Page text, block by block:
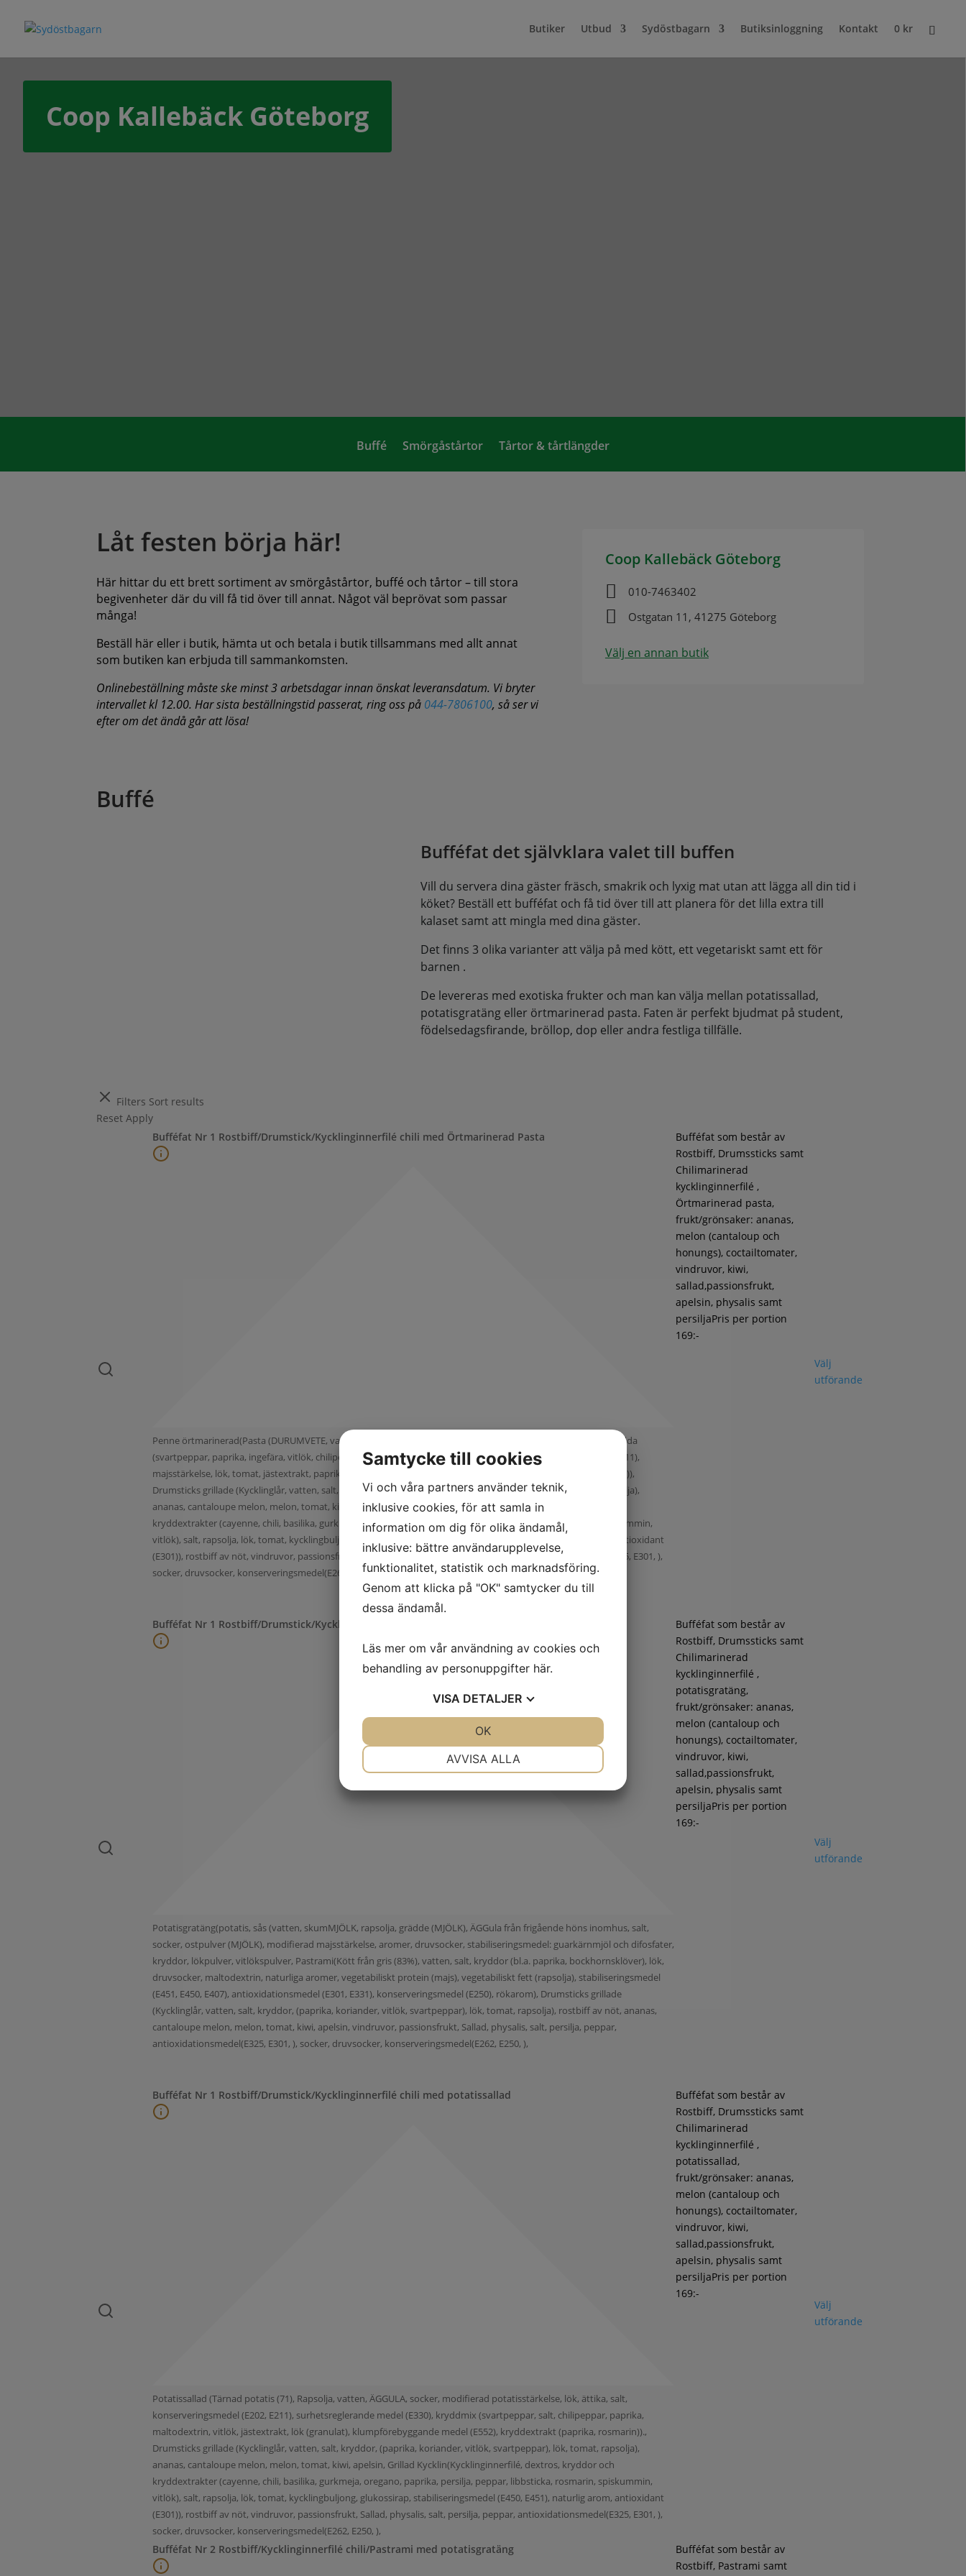
Butiker Utbud Sydöstbagarn Butiksinloggning Kontakt 0 kr
Coop Kallebäck Göteborg
Buffé Smörgåstårtor Tårtor & tårtlängder
Låt festen börja här!
Här hittar du ett brett sortiment av smörgåstårtor, buffé och tårtor – till stora
begivenheter där du vill få tid över till annat. Något väl beprövat som passar
många!
Beställ här eller i butik, hämta ut och betala i butik tillsammans med allt annat
som butiken kan erbjuda till sammankomsten.
Onlinebeställning måste ske minst 3 arbetsdagar innan önskat leveransdatum. Vi bryter
intervallet kl 12.00. Har sista beställningstid passerat, ring oss på 044-7806100, så ser vi
efter om det ändå går att lösa!
Coop Kallebäck Göteborg
 010-7463402
 Ostgatan 11, 41275 Göteborg
Välj en annan butik
Buffé
Bufféfat det självklara valet till buffen
Vill du servera dina gäster fräsch, smakrik och lyxig mat utan att lägga all din tid i
köket? Beställ ett bufféfat och få tid över till att planera för det lilla extra till
kalaset samt att mingla med dina gäster.
Det finns 3 olika varianter att välja på med kött, ett vegetariskt samt ett för
barnen .
De levereras med exotiska frukter och man kan välja mellan potatissallad,
potatisgratäng eller örtmarinerad pasta. Faten är perfekt bjudmat på student,
födelsedagsfirande, bröllop, dop eller andra festliga tillfälle.
Filters Sort results
ResetApply
Bufféfat Nr 1 Rostbiff/Drumstick/Kycklinginnerfilé chili med Örtmarinerad Pasta
Penne örtmarinerad(Pasta (DURUMVETE, vatten), marinad (vatten, rapsolja, salt, vitvinsvinäger, äppeljuice, krydda
(svartpeppar, paprika, ingefära, vitlök, chilipeppar, spiskummin, cayennepeppar), konserveringsmedel (E202, E211),
majsstärkelse, lök, tomat, jästextrakt, paprikaextrakt, örter (persilja, gräslök, oregano, timjan, basilika, koriander)),
Drumsticks grillade (Kycklinglår, vatten, salt, kryddor, (paprika, koriander, vitlök, svartpeppar), lök, tomat, rapsolja),
ananas, cantaloupe melon, melon, tomat, kiwi, apelsin, Grillad Kycklin(Kycklinginnerfilé, dextros, kryddor och
kryddextrakter (cayenne, chili, basilika, gurkmeja, oregano, paprika, persilja, peppar, libbsticka, rosmarin, spiskummin,
vitlök), salt, rapsolja, lök, tomat, kycklingbuljong, glukossirap, stabiliseringsmedel (E450, E451), naturlig arom, antioxidant
(E301)), rostbiff av nöt, vindruvor, passionsfrukt, Sallad, physalis, salt, persilja, peppar, antioxidationsmedel(E325, E301, ),
socker, druvsocker, konserveringsmedel(E262, E250, ),
Bufféfat som består av
Rostbiff, Drumssticks samt
Chilimarinerad
kycklinginnerfilé ,
Örtmarinerad pasta,
frukt/grönsaker: ananas,
melon (cantaloup och
honungs), coctailtomater,
vindruvor, kiwi,
sallad,passionsfrukt,
apelsin, physalis samt
persiljaPris per portion
169:-
Välj
utförande
Bufféfat Nr 1 Rostbiff/Drumstick/Kycklinginnerfilé chili med potatisgratäng
Potatisgratäng(potatis, sås (vatten, skumMJÖLK, rapsolja, grädde (MJÖLK), ÄGGula från frigående höns inomhus, salt,
socker, ostpulver (MJÖLK), modifierad majsstärkelse, aromer, druvsocker, stabiliseringsmedel: guarkärnmjöl och difosfater,
kryddor, lökpulver, vitlökspulver, Pastrami(Kött från gris (83%), vatten, salt, kryddor (bl.a. paprika, bockhornsklöver), lök,
druvsocker, maltodextrin, naturliga aromer, vegetabiliskt protein (majs), vegetabiliskt fett (rapsolja), stabiliseringsmedel
(E451, E450, E407), antioxidationsmedel (E301, E331), konserveringsmedel (E250), rökarom), Drumsticks grillade
(Kycklinglår, vatten, salt, kryddor, (paprika, koriander, vitlök, svartpeppar), lök, tomat, rapsolja), rostbiff av nöt, ananas,
cantaloupe melon, melon, tomat, kiwi, apelsin, vindruvor, passionsfrukt, Sallad, physalis, salt, persilja, peppar,
antioxidationsmedel(E325, E301, ), socker, druvsocker, konserveringsmedel(E262, E250, ),
Bufféfat som består av
Rostbiff, Drumssticks samt
Chilimarinerad
kycklinginnerfilé ,
potatisgratäng,
frukt/grönsaker: ananas,
melon (cantaloup och
honungs), coctailtomater,
vindruvor, kiwi,
sallad,passionsfrukt,
apelsin, physalis samt
persiljaPris per portion
169:-
Välj
utförande
Bufféfat Nr 1 Rostbiff/Drumstick/Kycklinginnerfilé chili med potatissallad
Potatissallad (Tärnad potatis (71), Rapsolja, vatten, ÄGGULA, socker, modifierad potatisstärkelse, lök, ättika, salt,
konserveringsmedel (E202, E211), surhetsreglerande medel (E330), kryddmix (svartpeppar, salt, chilipeppar, paprika,
maltodextrin, vitlök, jästextrakt, lök (granulat), klumpförebyggande medel (E552), kryddextrakt (paprika, rosmarin)).,
Drumsticks grillade (Kycklinglår, vatten, salt, kryddor, (paprika, koriander, vitlök, svartpeppar), lök, tomat, rapsolja),
ananas, cantaloupe melon, melon, tomat, kiwi, apelsin, Grillad Kycklin(Kycklinginnerfilé, dextros, kryddor och
kryddextrakter (cayenne, chili, basilika, gurkmeja, oregano, paprika, persilja, peppar, libbsticka, rosmarin, spiskummin,
vitlök), salt, rapsolja, lök, tomat, kycklingbuljong, glukossirap, stabiliseringsmedel (E450, E451), naturlig arom, antioxidant
(E301)), rostbiff av nöt, vindruvor, passionsfrukt, Sallad, physalis, salt, persilja, peppar, antioxidationsmedel(E325, E301, ),
socker, druvsocker, konserveringsmedel(E262, E250, ),
Bufféfat som består av
Rostbiff, Drumssticks samt
Chilimarinerad
kycklinginnerfilé ,
potatissallad,
frukt/grönsaker: ananas,
melon (cantaloup och
honungs), coctailtomater,
vindruvor, kiwi,
sallad,passionsfrukt,
apelsin, physalis samt
persiljaPris per portion
169:-
Välj
utförande
Bufféfat Nr 2 Rostbiff/Kycklinginnerfilé chili/Pastrami med potatisgratäng
Bufféfat som består av
Rostbiff, Pastrami samt
Samtycke till cookies
Vi och våra partners använder teknik,
inklusive cookies, för att samla in
information om dig för olika ändamål,
inklusive: bättre användarupplevelse,
funktionalitet, statistik och marknadsföring.
Genom att klicka på "OK" samtycker du till
dessa ändamål.
Läs mer om vår användning av cookies och
behandling av personuppgifter här.
VISA DETALJER
AVVISA ALLA
OK